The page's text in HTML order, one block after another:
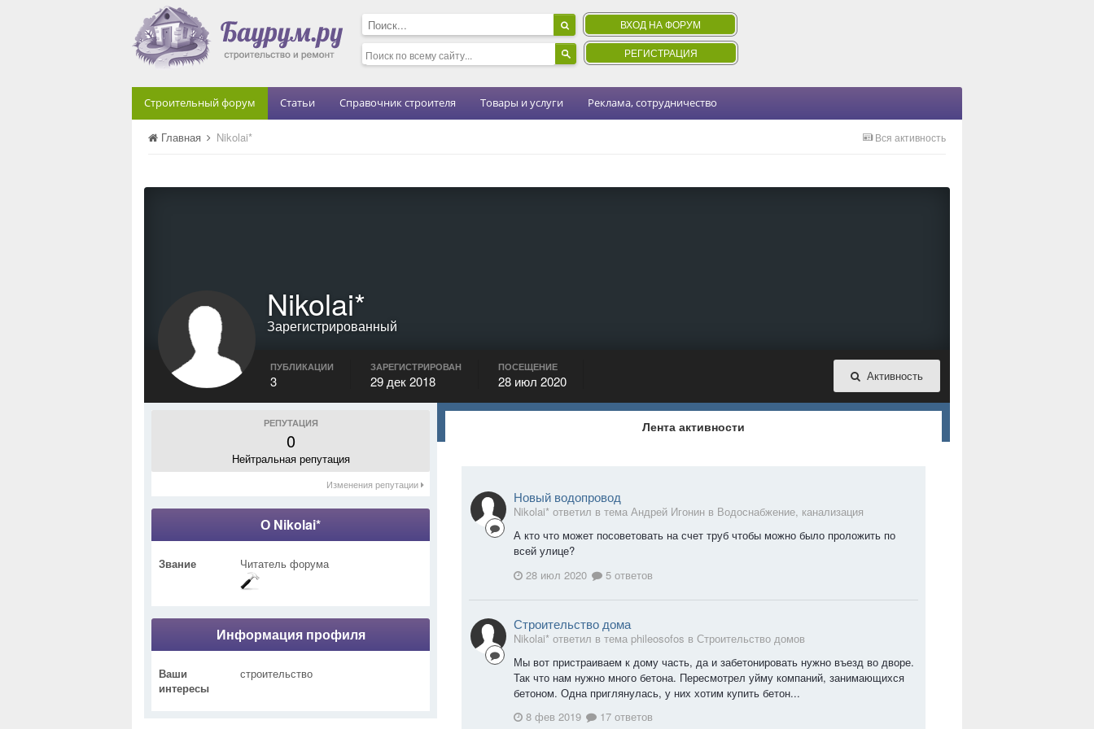
ВХОД НА ФОРУМ
РЕГИСТРАЦИЯ
Строительный форум Статьи Справочник строителя Товары и услуги Реклама, сотрудничество
Вся активность
Главная Nikolai*
Nikolai*
Зарегистрированный
Активность
ПУБЛИКАЦИИ
3
ЗАРЕГИСТРИРОВАН
29 дек 2018
ПОСЕЩЕНИЕ
28 июл 2020
РЕПУТАЦИЯ
0
Нейтральная репутация
Изменения репутации
О Nikolai*
Звание Читатель форума
Информация профиля
Ваши
интересы
строительство
Лента активности
Новый водопровод
Nikolai* ответил в тема Андрей Игонин в Водоснабжение, канализация
А кто что может посоветовать на счет труб чтобы можно было проложить по
всей улице?
28 июл 2020
5 ответов
Строительство дома
Nikolai* ответил в тема phileosofos в Строительство домов
Мы вот пристраиваем к дому часть, да и забетонировать нужно въезд во дворе.
Так что нам нужно много бетона. Пересмотрел уйму компаний, занимающихся
бетоном. Одна приглянулась, у них хотим купить бетон...
8 фев 2019
17 ответов